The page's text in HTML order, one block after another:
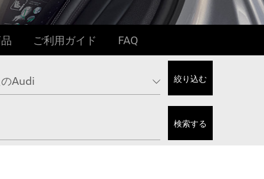
ご利用ガイド FAQ